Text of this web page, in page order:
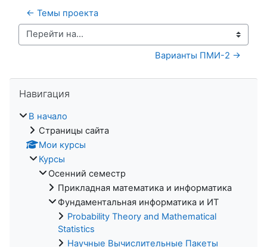
← Темы проекта
Перейти на...
Варианты ПМИ-2 →
Навигация
В начало
Страницы сайта
Мои курсы
Курсы
Осенний семестр
Прикладная математика и информатика
Фундаментальная информатика и ИТ
Probability Theory and Mathematical
Statistics
Научные Вычислительные Пакеты